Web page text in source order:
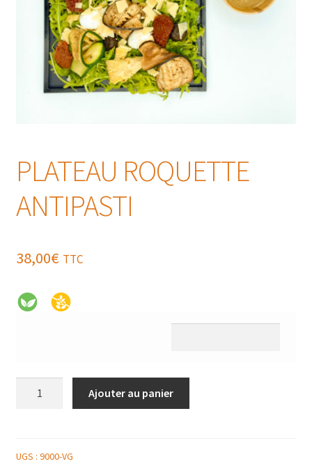
PLATEAU ROQUETTE
ANTIPASTI
38,00€ TTC
ANTIPASTI
Ajouter au panier
UGS : 9000-VG